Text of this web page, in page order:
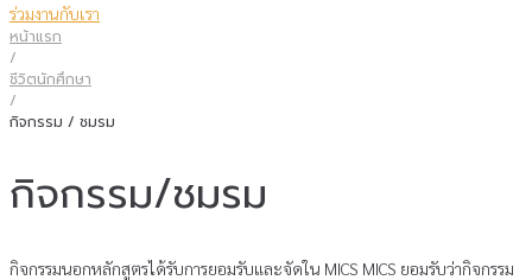
ร่วมงานกับเรา
หน้าแรก
/
ชีวิตนักศึกษา
/
กิจกรรม / ชมรม
กิจกรรม/ชมรม
กิจกรรมนอกหลักสูตรได้รับการยอมรับและจัดใน MICS MICS ยอมรับว่ากิจกรรม